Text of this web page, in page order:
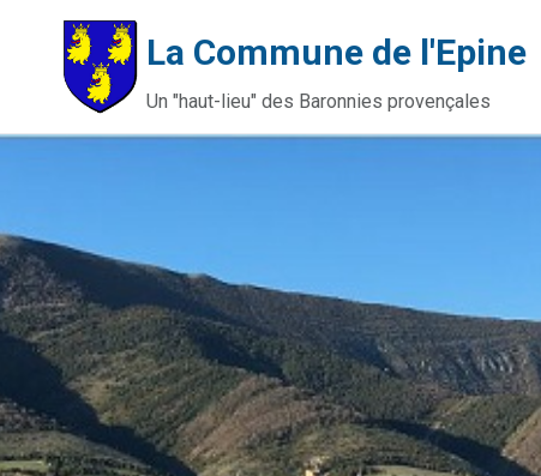
La Commune de l'Epine
Un "haut-lieu" des Baronnies provençales